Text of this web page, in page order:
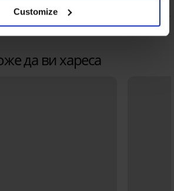
Customize
да ви хареса